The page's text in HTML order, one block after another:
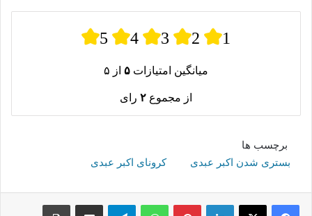
5 4 3 2 1
میانگین امتیازات ۵ از ۵
از مجموع ۲ رای
برچسب ها
بستری شدن اکبر عبدی
کرونای اکبر عبدی
لینکدین پینترستواتس آپ تلگرام اشتراک گذاری از طریق ایمیل چاپ